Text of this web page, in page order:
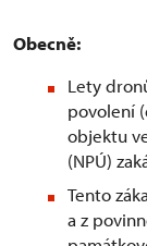
Obecně:
Lety
povolení
objektu
(NPÚ)
Tento
a z